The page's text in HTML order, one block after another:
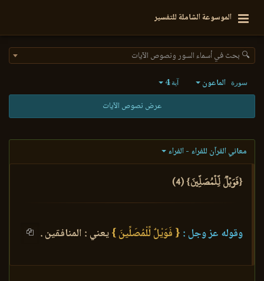
الموسوعة الشاملة للتفسير
🔍 بحث في أسماء السور ونصوص الآيات
سورة الماعون آية4
عرض نصوص الآيات
معاني القرآن للفراء - الفراء
{فَوَيۡلٞ لِّلۡمُصَلِّينَ} (4)
وقوله عز وجل : { فَوَيْلٌ لِّلْمُصَلِّينَ }يعني : المنافقين .